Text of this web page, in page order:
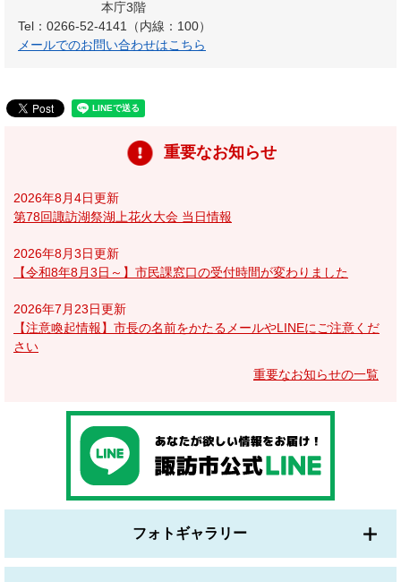
本庁3階
Tel：0266-52-4141（内線：100）
メールでのお問い合わせはこちら
重要なお知らせ
2026年8月4日更新
第78回諏訪湖祭湖上花火大会 当日情報
2026年8月3日更新
【令和8年8月3日～】市民課窓口の受付時間が変わりました
2026年7月23日更新
【注意喚起情報】市長の名前をかたるメールやLINEにご注意くだ
さい
重要なお知らせの一覧
フォトギャラリー